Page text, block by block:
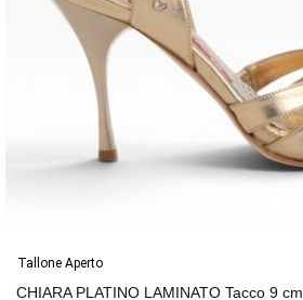
Tallone Aperto
CHIARA PLATINO LAMINATO Tacco 9 cm